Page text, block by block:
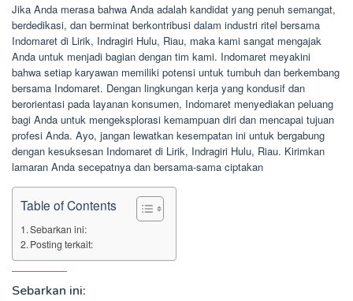
Jika Anda merasa bahwa Anda adalah kandidat yang penuh semangat,
berdedikasi, dan berminat berkontribusi dalam industri ritel bersama
Indomaret di Lirik, Indragiri Hulu, Riau, maka kami sangat mengajak
Anda untuk menjadi bagian dengan tim kami. Indomaret meyakini
bahwa setiap karyawan memiliki potensi untuk tumbuh dan berkembang
bersama Indomaret. Dengan lingkungan kerja yang kondusif dan
berorientasi pada layanan konsumen, Indomaret menyediakan peluang
bagi Anda untuk mengeksplorasi kemampuan diri dan mencapai tujuan
profesi Anda. Ayo, jangan lewatkan kesempatan ini untuk bergabung
dengan kesuksesan Indomaret di Lirik, Indragiri Hulu, Riau. Kirimkan
lamaran Anda secepatnya dan bersama-sama ciptakan
Table of Contents
Sebarkan ini:
Posting terkait:
Sebarkan ini: